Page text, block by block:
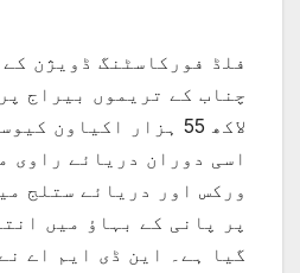
فلڈ فورکاسٹنگ ڈویژن
لاکھ 55 ہزار
اسی دوران دریائے راوی
ورکس اور دریائے ستلج
پر پانی کے بہاؤ میں